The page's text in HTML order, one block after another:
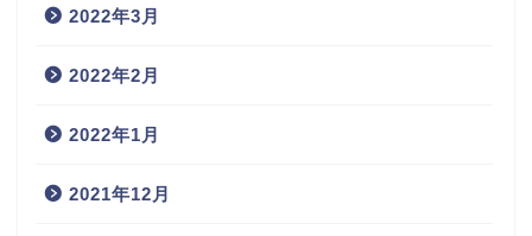
2022年3月
2022年2月
2022年1月
2021年12月